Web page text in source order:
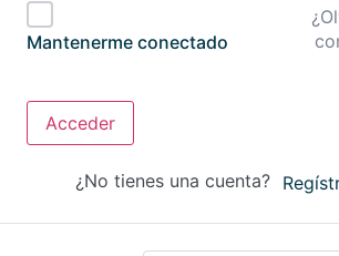
Mantenerme conectado
Acceder
¿No tienes una cuenta?